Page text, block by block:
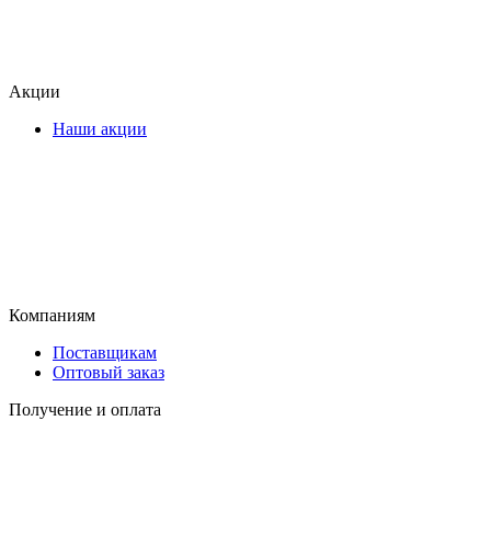
Акции
Наши акции
Компаниям
Поставщикам
Оптовый заказ
Получение и оплата